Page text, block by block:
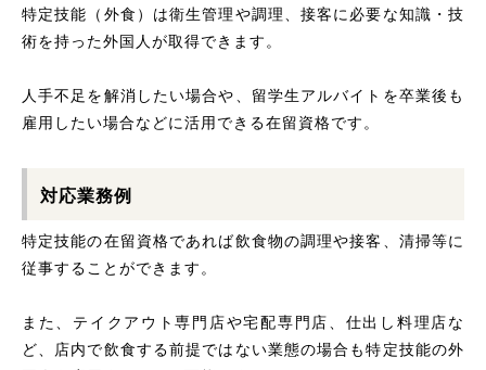
特定技能（外食）は衛生管理や調理、接客に必要な知識・技
術を持った外国人が取得できます。
人手不足を解消したい場合や、留学生アルバイトを卒業後も
雇用したい場合などに活用できる在留資格です。
対応業務例
特定技能の在留資格であれば飲食物の調理や接客、清掃等に
従事することができます。
また、テイクアウト専門店や宅配専門店、仕出し料理店な
ど、店内で飲食する前提ではない業態の場合も特定技能の外